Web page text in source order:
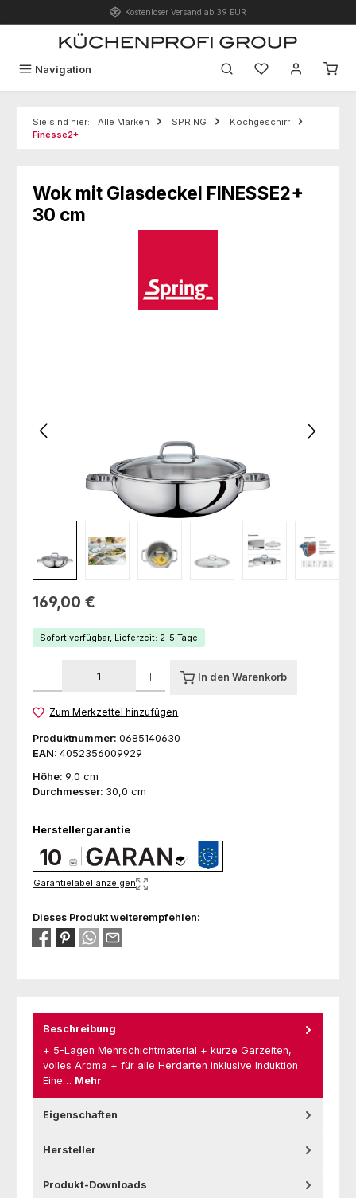
Zum Hauptinhalt springenKostenloser Versand ab 39 EUR
Navigation Du hast 0
Sie sind hier: Alle Marken SPRING
Kochgeschirr
Finesse2+
Wok mit Glasdeckel FINESSE2+
30 cm
Regulärer Preis:
169,00 €
Sofort verfügbar, Lieferzeit: 2-5 Tage
In den Warenkorb
Zum Merkzettel hinzufügen
Produktnummer: 0685140630
EAN: 4052356009929
Höhe: 9,0 cm
Durchmesser: 30,0 cm
Herstellergarantie
10
Garantielabel anzeigen
Dieses Produkt weiterempfehlen:
Beschreibung
+ 5-Lagen Mehrschichtmaterial + kurze Garzeiten,
volles Aroma + für alle Herdarten inklusive Induktion
Eine… Mehr
Eigenschaften
Hersteller
Produkt-Downloads